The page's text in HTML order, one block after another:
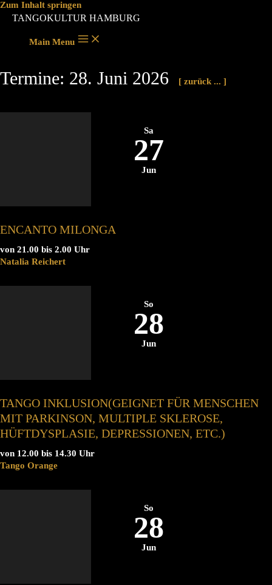
Zum Inhalt springen
TANGOKULTUR HAMBURG
Main Menu
Termine: 28. Juni 2026 [ zurück ... ]
Sa
27
Jun
ENCANTO MILONGA
von 21.00 bis 2.00 Uhr
Natalia Reichert
So
28
Jun
TANGO INKLUSION(GEIGNET FÜR MENSCHEN
MIT PARKINSON, MULTIPLE SKLEROSE,
HÜFTDYSPLASIE, DEPRESSIONEN, ETC.)
von 12.00 bis 14.30 Uhr
Tango Orange
So
28
Jun